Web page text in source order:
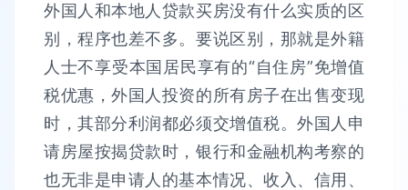
外国人和本地人贷款买房没有什么实质的区
别，程序也差不多。要说区别，那就是外籍
人士不享受本国居民享有的“自住房”免增值
税优惠，外国人投资的所有房子在出售变现
时，其部分利润都必须交增值税。外国人申
请房屋按揭贷款时，银行和金融机构考察的
也无非是申请人的基本情况、收入、信用、